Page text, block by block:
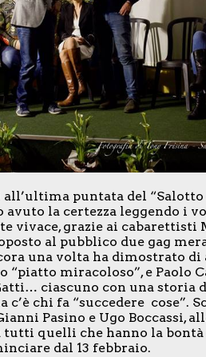
puntata del “Salotto
avuto la certezza leggendo i
vivace, grazie ai cabarettisti
al pubblico due gag
una volta ha dimostrato di
miracoloso”, e Paolo
ciascuno con una storia
c’è chi fa “succedere cose”.
Pasino e Ugo Boccassi,
tutti quelli che hanno la
dal 13 febbraio.